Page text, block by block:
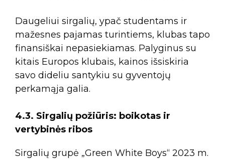
Daugeliui sirgalių, ypač studentams ir
mažesnes pajamas turintiems, klubas tapo
finansiškai nepasiekiamas. Palyginus su
kitais Europos klubais, kainos išsiskiria
savo dideliu santykiu su gyventojų
perkamąja galia.
4.3. Sirgalių požiūris: boikotas ir
vertybinės ribos
Sirgalių grupė „Green White Boys“ 2023 m.